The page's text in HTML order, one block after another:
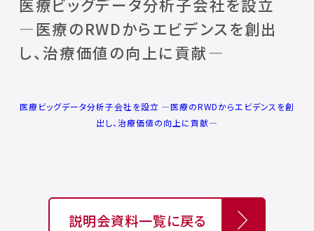
医療ビッグデータ分析子会社を設立
―医療のRWDからエビデンスを創出
し、治療価値の向上に貢献―
医療ビッグデータ分析子会社を設立 ―医療のRWDからエビデンスを創
出し、治療価値の向上に貢献―
説明会資料一覧に戻る